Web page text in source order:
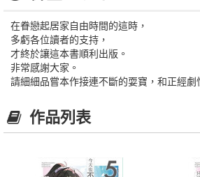
在眷戀起居家自由時間的這時，
多虧各位讀者的支持，
才終於讓這本書順利出版。
非常感謝大家。
請細細品嘗本作接連不斷的耍寶，和正經劇
作品列表